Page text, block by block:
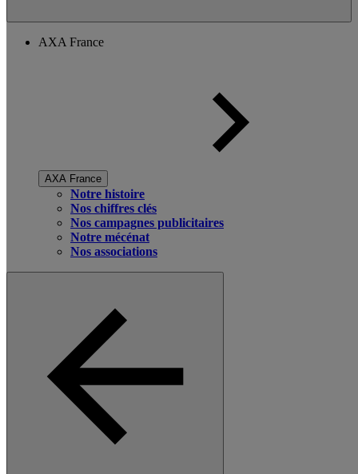
AXA France
AXA France
Notre histoire
Nos chiffres clés
Nos campagnes publicitaires
Notre mécénat
Nos associations